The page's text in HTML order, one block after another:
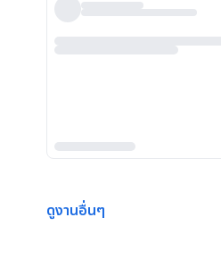
ดูงานอื่นๆ